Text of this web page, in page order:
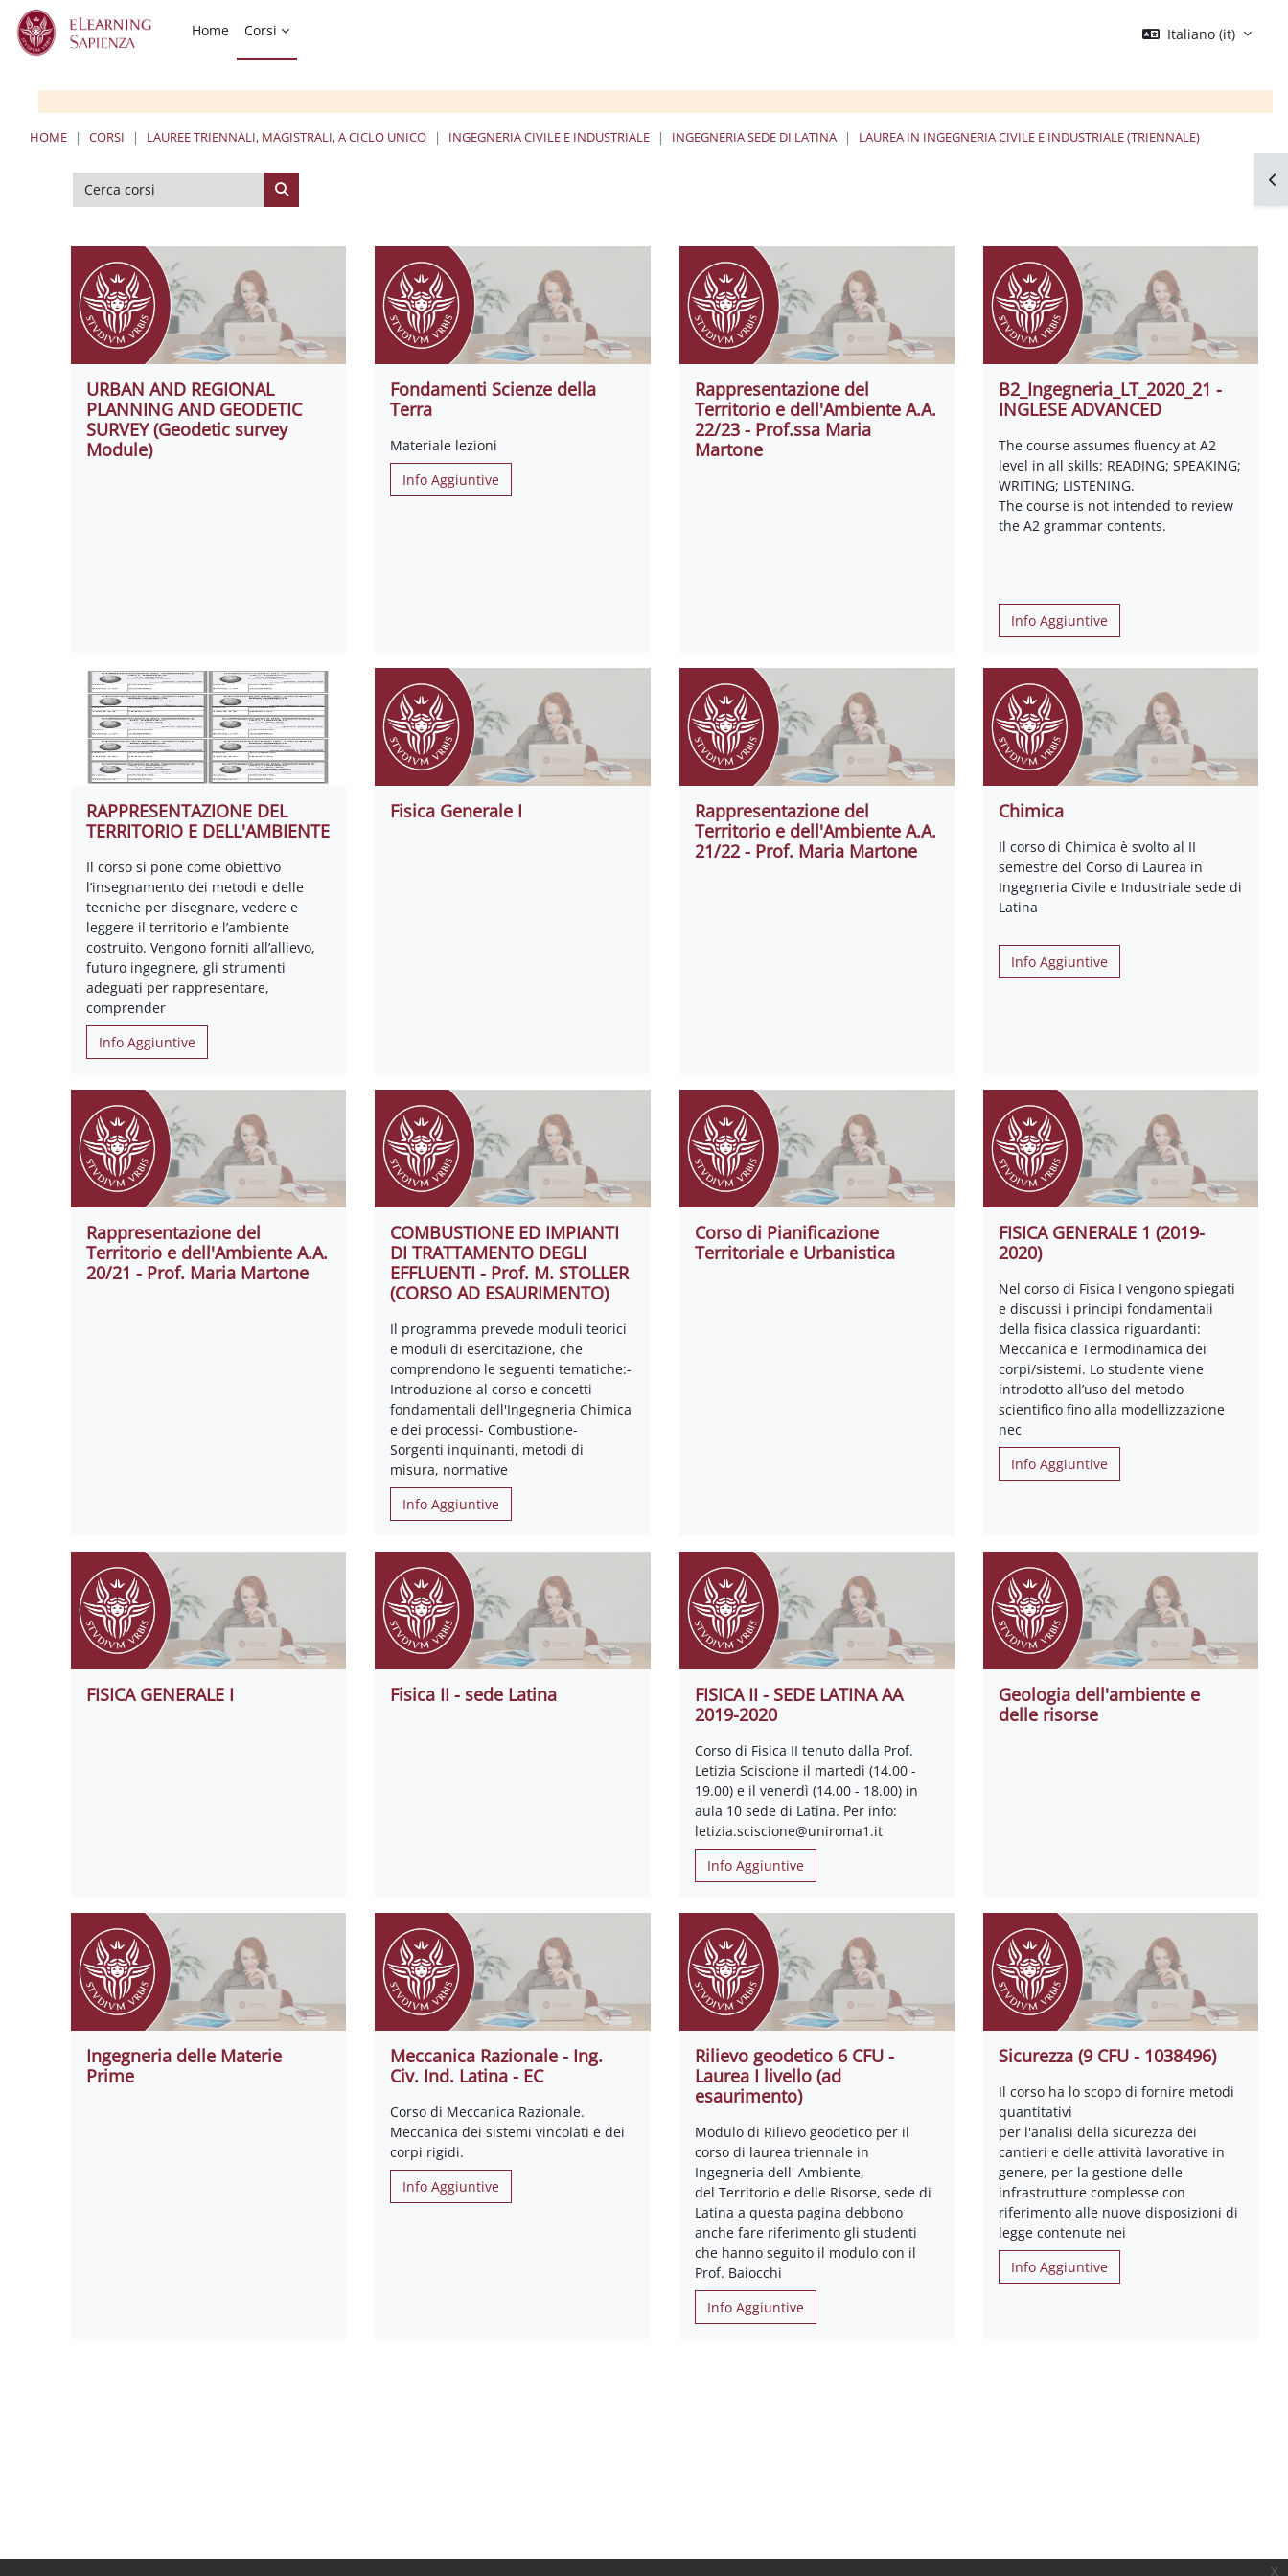
Vai al contenuto principale
x
Home Corsi Italiano ‎(it)‎
HOME CORSI LAUREE TRIENNALI, MAGISTRALI, A CICLO UNICO INGEGNERIA CIVILE E INDUSTRIALE INGEGNERIA SEDE DI LATINA LAUREA IN INGEGNERIA CIVILE E INDUSTRIALE (TRIENNALE)
Cerca corsi
Cerca corsi
URBAN AND REGIONAL
PLANNING AND GEODETIC
SURVEY (Geodetic survey
Module)
Fondamenti Scienze della
Terra
Materiale lezioni
Info Aggiuntive
Rappresentazione del
Territorio e dell'Ambiente A.A.
22/23 - Prof.ssa Maria
Martone
B2_Ingegneria_LT_2020_21 -
INGLESE ADVANCED
The course assumes fluency at A2
level in all skills: READING; SPEAKING;
WRITING; LISTENING.
The course is not intended to review
the A2 grammar contents.
Info Aggiuntive
RAPPRESENTAZIONE DEL
TERRITORIO E DELL'AMBIENTE
Il corso si pone come obiettivo
l’insegnamento dei metodi e delle
tecniche per disegnare, vedere e
leggere il territorio e l’ambiente
costruito. Vengono forniti all’allievo,
futuro ingegnere, gli strumenti
adeguati per rappresentare,
comprender
Info Aggiuntive
Fisica Generale I
Rappresentazione del
Territorio e dell'Ambiente A.A.
21/22 - Prof. Maria Martone
Chimica
Il corso di Chimica è svolto al II
semestre del Corso di Laurea in
Ingegneria Civile e Industriale sede di
Latina
Info Aggiuntive
Rappresentazione del
Territorio e dell'Ambiente A.A.
20/21 - Prof. Maria Martone
COMBUSTIONE ED IMPIANTI
DI TRATTAMENTO DEGLI
EFFLUENTI - Prof. M. STOLLER
(CORSO AD ESAURIMENTO)
Il programma prevede moduli teorici
e moduli di esercitazione, che
comprendono le seguenti tematiche:-
Introduzione al corso e concetti
fondamentali dell'Ingegneria Chimica
e dei processi- Combustione-
Sorgenti inquinanti, metodi di
misura, normative
Info Aggiuntive
Corso di Pianificazione
Territoriale e Urbanistica
FISICA GENERALE 1 (2019-
2020)
Nel corso di Fisica I vengono spiegati
e discussi i principi fondamentali
della fisica classica riguardanti:
Meccanica e Termodinamica dei
corpi/sistemi. Lo studente viene
introdotto all’uso del metodo
scientifico fino alla modellizzazione
nec
Info Aggiuntive
FISICA GENERALE I Fisica II - sede Latina
FISICA II - SEDE LATINA AA
2019-2020
Corso di Fisica II tenuto dalla Prof.
Letizia Sciscione il martedì (14.00 -
19.00) e il venerdì (14.00 - 18.00) in
aula 10 sede di Latina. Per info:
letizia.sciscione@uniroma1.it
Info Aggiuntive
Geologia dell'ambiente e
delle risorse
Ingegneria delle Materie
Prime
Meccanica Razionale - Ing.
Civ. Ind. Latina - EC
Corso di Meccanica Razionale.
Meccanica dei sistemi vincolati e dei
corpi rigidi.
Info Aggiuntive
Rilievo geodetico 6 CFU -
Laurea I livello (ad
esaurimento)
Modulo di Rilievo geodetico per il
corso di laurea triennale in
Ingegneria dell' Ambiente,
del Territorio e delle Risorse, sede di
Latina a questa pagina debbono
anche fare riferimento gli studenti
che hanno seguito il modulo con il
Prof. Baiocchi
Info Aggiuntive
Sicurezza (9 CFU - 1038496)
Il corso ha lo scopo di fornire metodi
quantitativi
per l'analisi della sicurezza dei
cantieri e delle attività lavorative in
genere, per la gestione delle
infrastrutture complesse con
riferimento alle nuove disposizioni di
legge contenute nei
Info Aggiuntive